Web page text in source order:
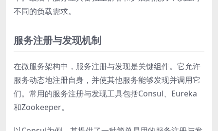
不同的负载需求。
服务注册与发现机制
在微服务架构中，服务注册与发现是关键组件。它允许
服务动态地注册自身，并使其他服务能够发现并调用它
们。常用的服务注册与发现工具包括Consul、Eureka
和Zookeeper。